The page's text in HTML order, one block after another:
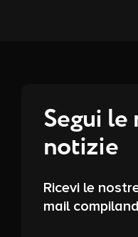
Segui le
notizie
Ricevi le
mail